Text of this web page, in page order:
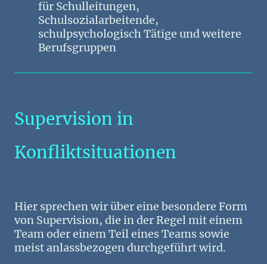
für Schulleitungen,
Schulsozialarbeitende,
schulpsychologisch Tätige und weitere
Berufsgruppen
Supervision in
Konfliktsituationen
Hier sprechen wir über eine besondere Form
von Supervision, die in der Regel mit einem
Team oder einem Teil eines Teams sowie
meist anlassbezogen durchgeführt wird.